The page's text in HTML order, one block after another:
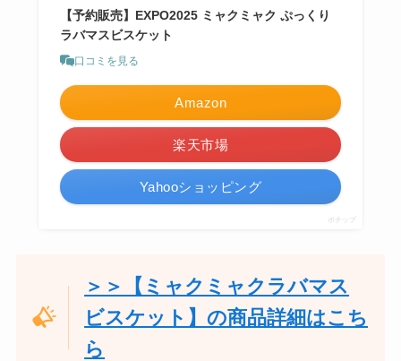
【予約販売】EXPO2025 ミャクミャク ぷっくり
ラバマスビスケット
口コミを見る
Amazon
楽天市場
Yahooショッピング
ポチップ
＞＞【ミャクミャクラバマス
ビスケット】の商品詳細はこち
ら